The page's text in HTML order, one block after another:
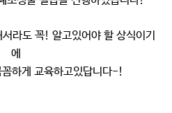
라도 꼭! 알고있어야 할 상식이기
에
하게 교육하고있답니다-!